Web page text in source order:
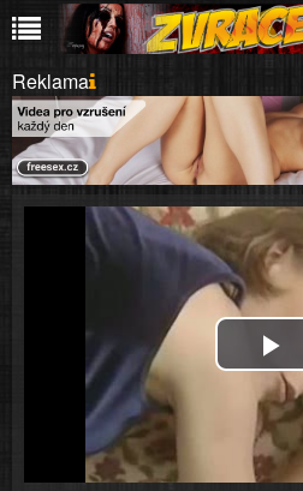
Reklama